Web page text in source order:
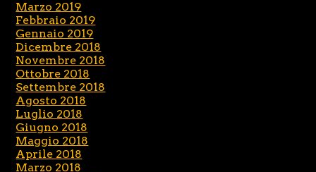
Marzo 2019
Febbraio 2019
Gennaio 2019
Dicembre 2018
Novembre 2018
Ottobre 2018
Settembre 2018
Agosto 2018
Luglio 2018
Giugno 2018
Maggio 2018
Aprile 2018
Marzo 2018